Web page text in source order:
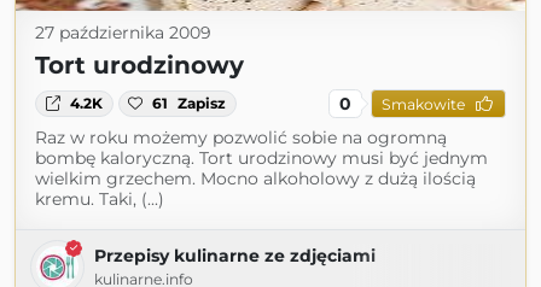
27 października 2009
Tort urodzinowy
4.2K 61 Zapisz 0 Smakowite
Raz w roku możemy pozwolić sobie na ogromną
bombę kaloryczną. Tort urodzinowy musi być jednym
wielkim grzechem. Mocno alkoholowy z dużą ilością
kremu. Taki, (...)
Przepisy kulinarne ze zdjęciami
kulinarne.info